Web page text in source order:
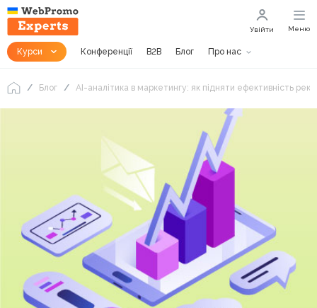
Курси Конференції B2B Блог Про нас
Увійти Меню
Блог AI-аналітика в маркетингу: як підняти ефективність